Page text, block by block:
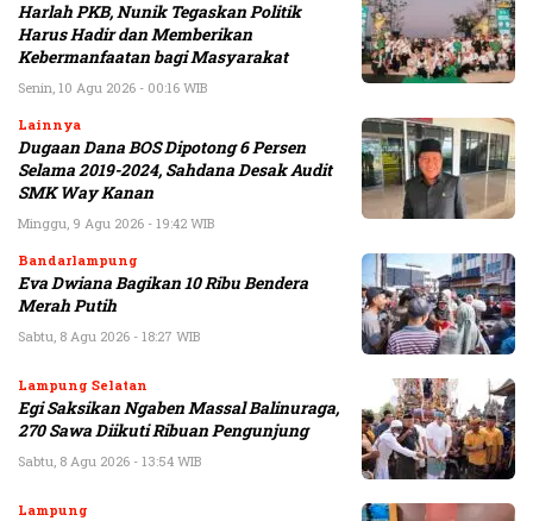
Harlah PKB, Nunik Tegaskan Politik
Harus Hadir dan Memberikan
Kebermanfaatan bagi Masyarakat
Senin, 10 Agu 2026 - 00:16 WIB
Lainnya
Dugaan Dana BOS Dipotong 6 Persen
Selama 2019-2024, Sahdana Desak Audit
SMK Way Kanan
Minggu, 9 Agu 2026 - 19:42 WIB
Bandarlampung
Eva Dwiana Bagikan 10 Ribu Bendera
Merah Putih
Sabtu, 8 Agu 2026 - 18:27 WIB
Lampung Selatan
Egi Saksikan Ngaben Massal Balinuraga,
270 Sawa Diikuti Ribuan Pengunjung
Sabtu, 8 Agu 2026 - 13:54 WIB
Lampung